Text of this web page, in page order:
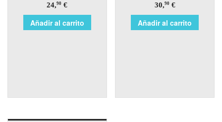
24,90 €
Añadir al carrito
30,90€
Añadir al carrito